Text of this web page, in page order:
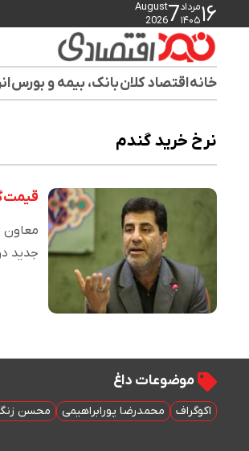
۱۶مرداد
۱۴۰۵7
August
2026
خانهاقتصاد کلانبانک، بیمه و بورس
نرخ خرید گندم
معاون
جدید
موضوعات داغ
اکوگراف محمدرضا پورابراهیمی محسن